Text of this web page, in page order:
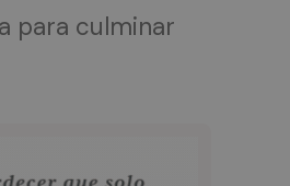
para culminar